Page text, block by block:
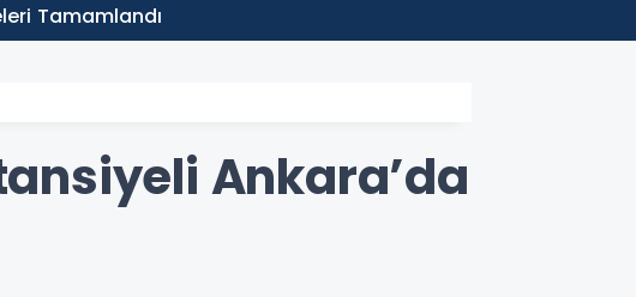
Tamamlandı
Ankara’da